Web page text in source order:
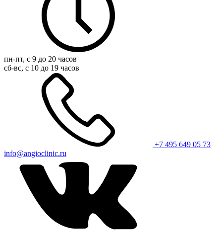
пн-пт, с 9 до 20 часов
сб-вс, с 10 до 19 часов
+7 495 649 05 73
info@angioclinic.ru